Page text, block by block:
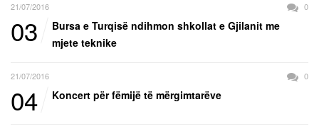
21/07/2016 0
03
Bursa e Turqisë ndihmon shkollat e Gjilanit me
mjete teknike
21/07/2016 0
04 Koncert për fëmijë të mërgimtarëve